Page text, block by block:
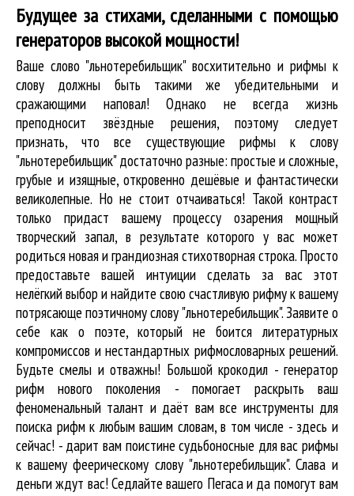
Будущее за стихами, сделанными с помощью
генераторов высокой мощности!
Ваше слово "льнотеребильщик" восхитительно и рифмы к
слову должны быть такими же убедительными и
сражающими наповал! Однако не всегда жизнь
преподносит звёздные решения, поэтому следует
признать, что все существующие рифмы к слову
"льнотеребильщик" достаточно разные: простые и сложные,
грубые и изящные, откровенно дешёвые и фантастически
великолепные. Но не стоит отчаиваться! Такой контраст
только придаст вашему процессу озарения мощный
творческий запал, в результате которого у вас может
родиться новая и грандиозная стихотворная строка. Просто
предоставьте вашей интуиции сделать за вас этот
нелёгкий выбор и найдите свою счастливую рифму к вашему
потрясающе поэтичному слову "льнотеребильщик". Заявите о
себе как о поэте, который не боится литературных
компромиссов и нестандартных рифмословарных решений.
Будьте смелы и отважны! Большой крокодил - генератор
рифм нового поколения - помогает раскрыть ваш
феноменальный талант и даёт вам все инструменты для
поиска рифмк любым вашим словам, в том числе - здесь и
сейчас! - дарит вам поистине судьбоносные для вас рифмы
к вашему феерическому слову "льнотеребильщик". Слава и
деньги ждут вас! Седлайте вашего Пегаса и да помогут вам